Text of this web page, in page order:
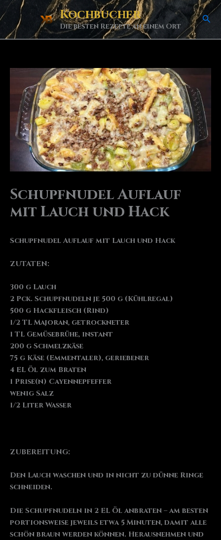
Skip
to
content
Kochbucher
Die besten Rezepte an einem Ort
Schupfnudel Auflauf
mit Lauch und Hack
Schupfnudel Auflauf mit Lauch und Hack
ZUTATEN:
300 g Lauch
2 Pck. Schupfnudeln je 500 g (Kühlregal)
500 g Hackfleisch (Rind)
1/2 TL Majoran, getrockneter
1 TL Gemüsebrühe, instant
200 g Schmelzkäse
75 g Käse (Emmentaler), geriebener
4 EL Öl zum Braten
1 Prise(n) Cayennepfeffer
wenig Salz
1/2 Liter Wasser
ZUBEREITUNG:
Den Lauch waschen und in nicht zu dünne Ringe
schneiden.
Die Schupfnudeln in 2 EL Öl anbraten – am besten
portionsweise jeweils etwa 5 Minuten, damit alle
schön braun werden können. Herausnehmen und